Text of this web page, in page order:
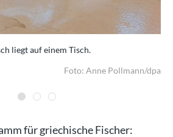
liegt auf einem Tisch.
Foto: Anne Pollmann/dpa
für griechische Fischer: